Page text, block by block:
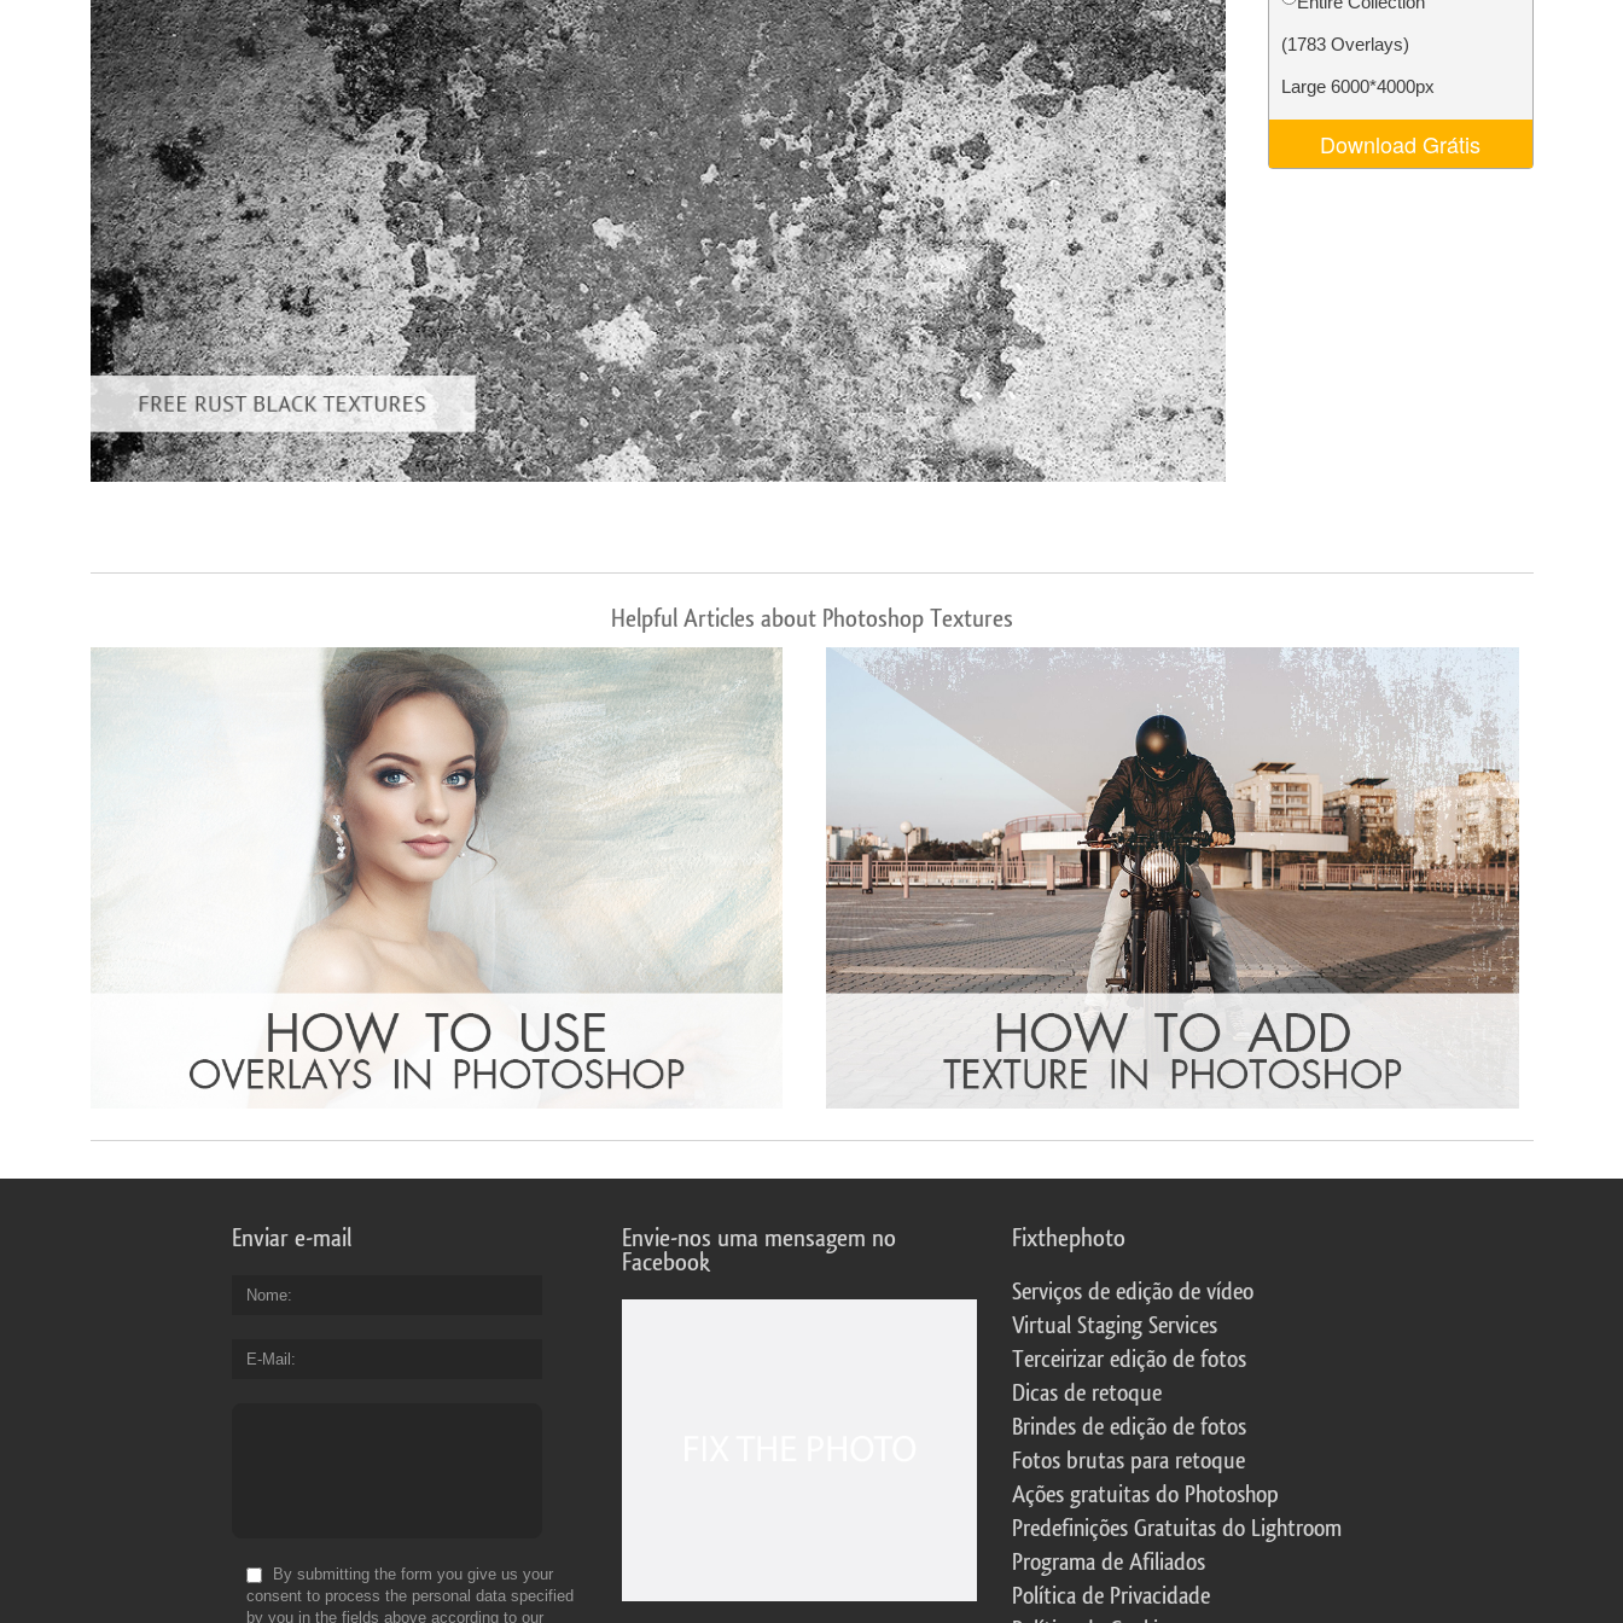
Serviços de retoque de produtos Serviços de retoque de joias Dados de Treinamento de IA Video Editing Services
(1783 Overlays)
Large 6000*4000px
Download Grátis
Helpful Articles about Photoshop Textures
Enviar e-mail
Nome
E-Mail
By submitting the form you give us your
consent to process the personal data specified
by you in the fields above according to our
Envie-nos uma mensagem no
Facebook
Fixthephoto
Serviços de edição de vídeo
Virtual Staging Services
Terceirizar edição de fotos
Dicas de retoque
Brindes de edição de fotos
Fotos brutas para retoque
Ações gratuitas do Photoshop
Predefinições Gratuitas do Lightroom
Programa de Afiliados
Política de Privacidade